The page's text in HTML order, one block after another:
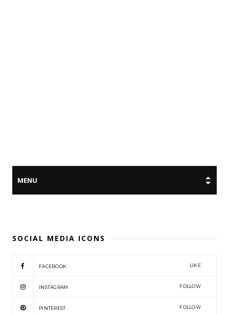
SOCIAL MEDIA ICONS
FACEBOOK LIKE
INSTAGRAM FOLLOW
PINTEREST FOLLOW